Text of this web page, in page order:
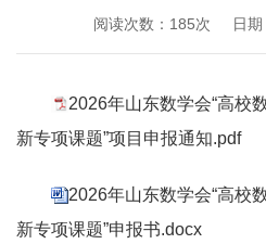
阅读次数： 185次 日
2026年山东数学会“高校
新专项课题”项目申报通知.pdf
2026年山东数学会“高校
新专项课题”申报书.docx